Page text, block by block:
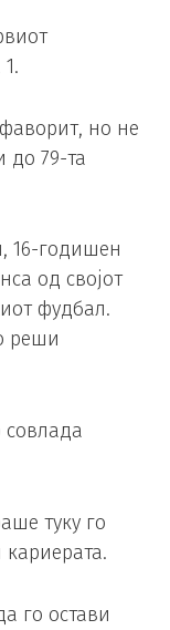
но не
до 79-та
16-годишен
од својот
фудбал.
реши
совлада
туку го
го остави